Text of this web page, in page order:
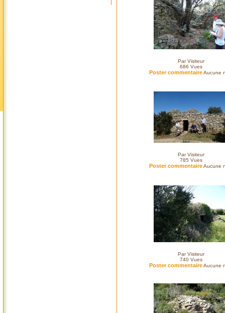
Par Visiteur
686 Vues
Poster commentaireAucune
Par Visiteur
785 Vues
Poster commentaireAucune
Par Visiteur
740 Vues
Poster commentaireAucune